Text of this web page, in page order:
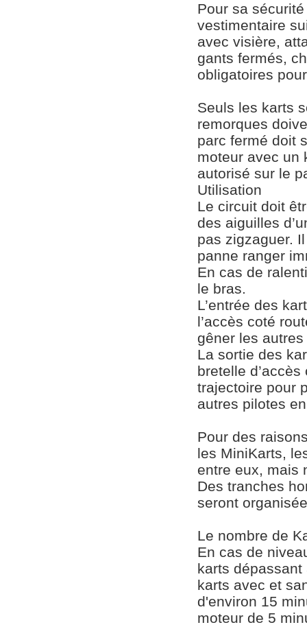
Pour sa
vestimentaire
avec visière,
gants fermés,
obligatoires
Seuls les karts
remorques
parc fermé doit
moteur avec un
autorisé sur le
Utilisation
Le circuit doit
des aiguilles
pas zigzaguer.
panne ranger
En cas de
le bras.
L’entrée des
l’accès coté
gêner les
La sortie des
bretelle
trajectoire pour
autres pilotes
Pour des
les MiniKarts,
entre eux, mais
Des tranches
seront
Le nombre de
En cas de
karts
karts avec et
d'environ 15
moteur de 5